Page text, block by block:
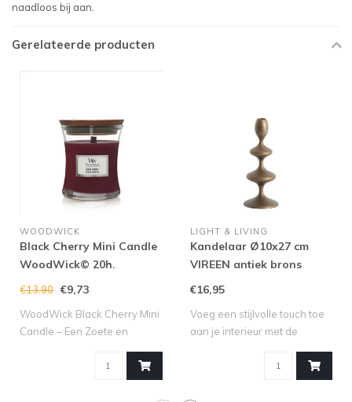
naadloos bij aan.
Gerelateerde producten
WOODWICK
Black Cherry Mini Candle
WoodWick© 20h.
€13,90 €9,73
WoodWick Black Cherry Mini
Candle – Een Zoete en
LIGHT & LIVING
Kandelaar Ø10x27 cm
VIREEN antiek brons
€16,95
Voeg een stijlvolle touch toe
aan je interieur met de